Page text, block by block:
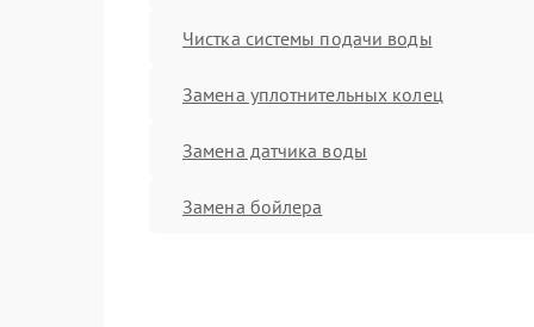
Чистка системы подачи воды
Замена уплотнительных колец
Замена датчика воды
Замена бойлера